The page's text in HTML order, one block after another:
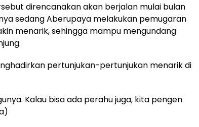
direncanakan akan berjalan mulai bulan
sedang Aberupaya melakukan pemugaran
menarik, sehingga mampu mengundang
pertunjukan-pertunjukan menarik di
Kalau bisa ada perahu juga, kita pengen